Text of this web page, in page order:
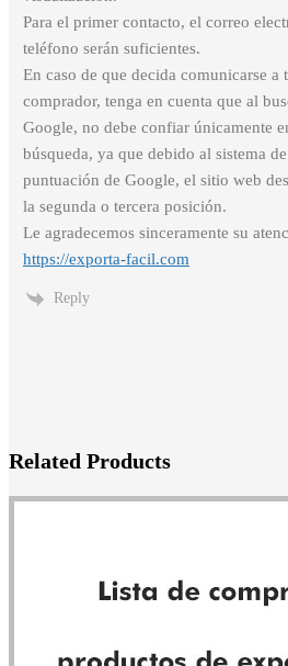
Para el primer contacto, el correo
teléfono serán suficientes.
En caso de que decida comunicarse a
comprador, tenga en cuenta que al
Google, no debe confiar únicamente
búsqueda, ya que debido al sistema
puntuación de Google, el sitio web
la segunda o tercera posición.
Le agradecemos sinceramente su
https://exporta-facil.com
Reply